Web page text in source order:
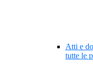
Atti e
tutte le